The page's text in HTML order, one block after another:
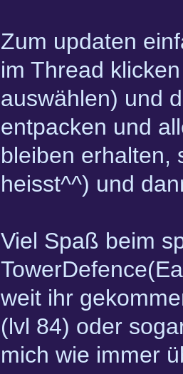
Zum updaten
im Thread
auswählen) und
entpacken und
bleiben erhalten,
heisst^^) und
Viel Spaß beim
weit ihr
(lvl 84) oder
mich wie immer